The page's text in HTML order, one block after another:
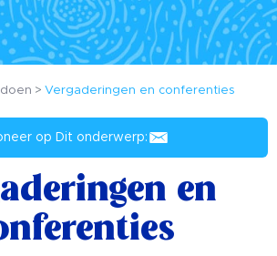
Vergaderingen en conferenties
op Dit onderwerp:
en